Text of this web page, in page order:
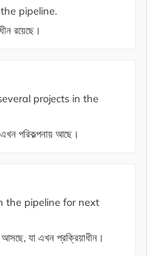
pipeline.
রয়েছে।
projects in the
পরিকল্পনায় আছে।
the pipeline for next
যা এখন প্রক্রিয়াধীন।